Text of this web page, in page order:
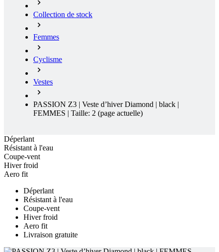
Cyclisme
Vestes
PASSION Z3 | Veste d’hiver Diamond | black |
FEMMES | Taille: 2
Déperlant
Résistant à l'eau
Coupe-vent
Déperlant
Résistant à l'eau
Coupe-vent
Hiver froid
Livraison gratuite